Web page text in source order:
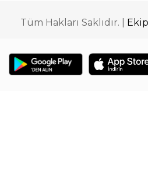
Tüm Hakları Saklıdır. |